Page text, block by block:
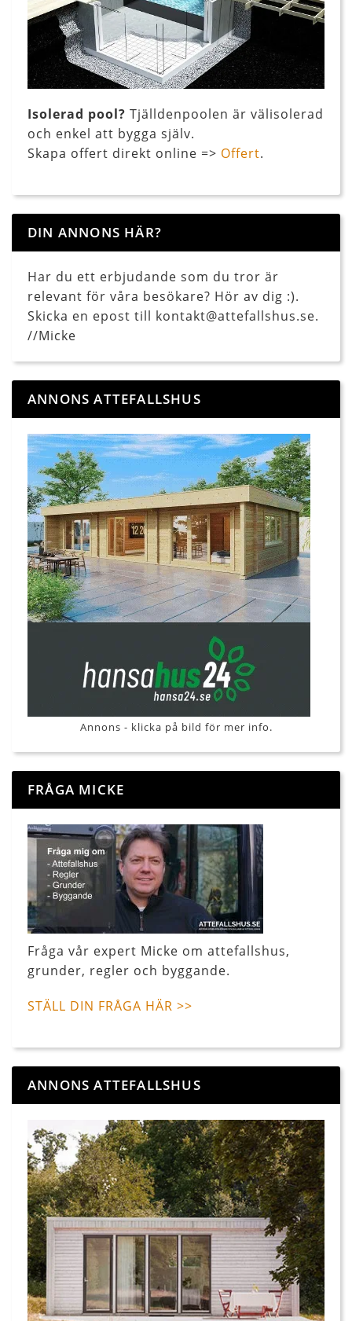
Isolerad pool? Tjälldenpoolen är välisolerad
och enkel att bygga själv.
Skapa offert direkt online => Offert.
DIN ANNONS HÄR?
Har du ett erbjudande som du tror är
relevant för våra besökare? Hör av dig :).
Skicka en epost till kontakt@attefallshus.se.
//Micke
ANNONS ATTEFALLSHUS
Annons - klicka på bild för mer info.
FRÅGA MICKE
Fråga vår expert Micke om attefallshus,
grunder, regler och byggande.
STÄLL DIN FRÅGA HÄR >>
ANNONS ATTEFALLSHUS